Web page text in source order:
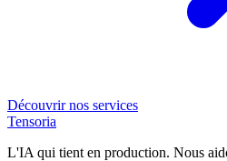
Découvrir nos services
Tensoria
L'IA qui tient en production. Nous